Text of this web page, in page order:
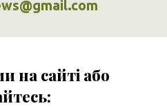
на сайті або